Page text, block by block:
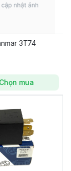
3T74
Chọn mua